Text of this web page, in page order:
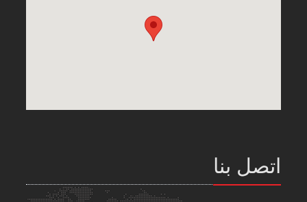
اتصل بنا